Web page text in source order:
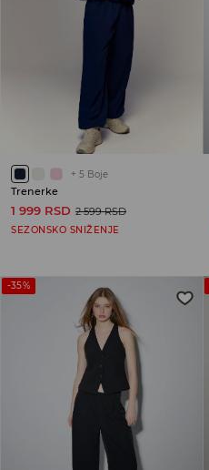
+ 5 Boje
Trenerke
1 999 RSD 2 599 RSD
SEZONSKO SNIŽENJE
-35%